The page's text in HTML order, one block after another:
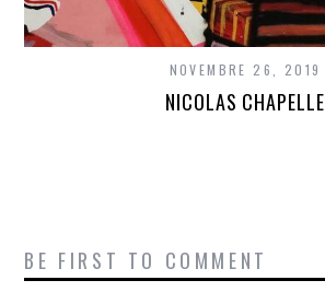
NOVEMBRE 26, 2019
NICOLAS CHAPELLE
BE FIRST TO COMMENT